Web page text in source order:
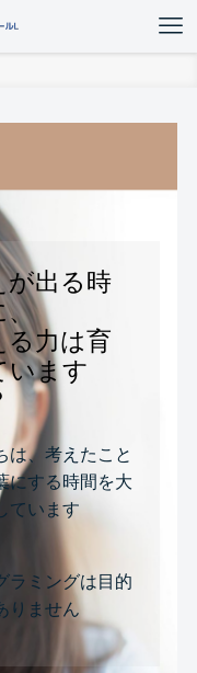
が出る時
、
る力は育
います
は、考えたこと
にする時間を大
ています
ラミングは目的
りません